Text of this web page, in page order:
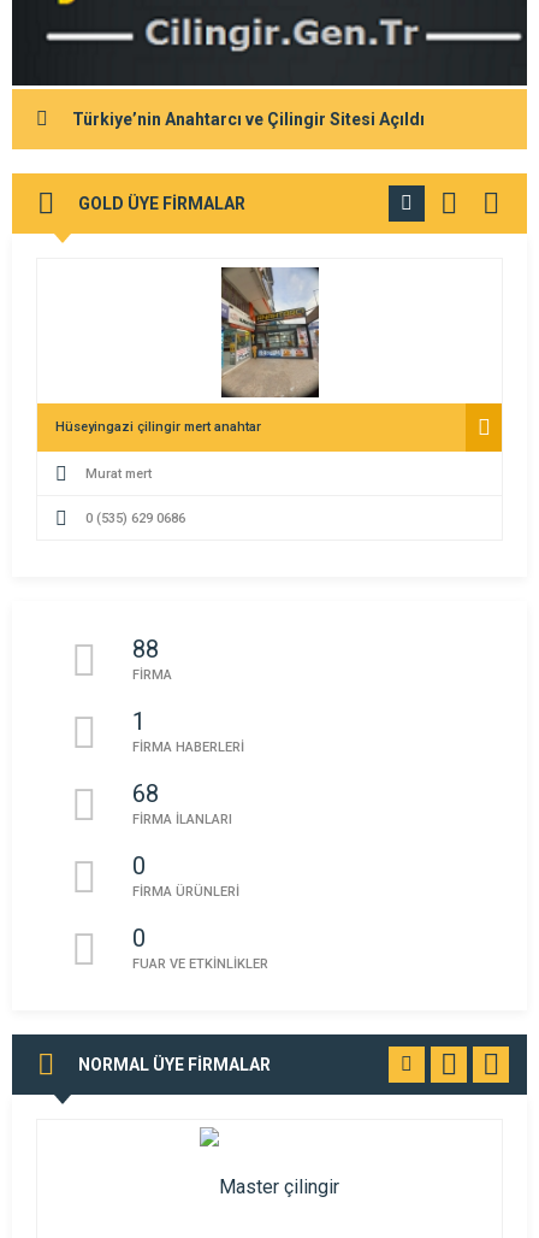
Türkiye’nin Anahtarcı ve Çilingir Sitesi Açıldı
GOLD ÜYE FİRMALAR
GÖR
Hüseyingazi çilingir mert anahtar
Murat mert
0 (535) 629 0686
88
FİRMA
1
FİRMA HABERLERİ
68
FİRMA İLANLARI
0
FİRMA ÜRÜNLERİ
0
FUAR VE ETKİNLİKLER
NORMAL ÜYE FİRMALAR
GÖR